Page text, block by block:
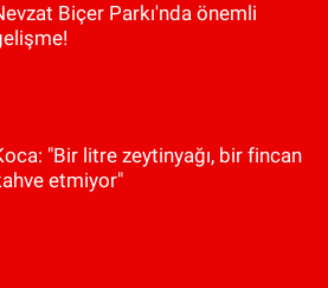
Biçer Parkı'nda önemli
"Bir litre zeytinyağı, bir fincan
etmiyor"